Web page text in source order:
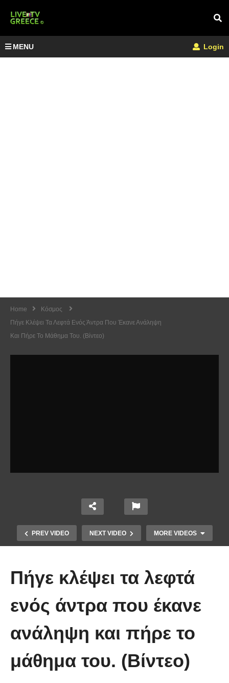
MENU Login
Home
Κόσμος
Πήγε Κλέψει Τα Λεφτά Ενός Άντρα Που Έκανε Ανάληψη
Και Πήρε Το Μάθημα Του. (Βίντεο)
PREV VIDEO NEXT VIDEO MORE VIDEOS
Οι 5 Γιατροί Κρύφτηκαν πίσω από
όταν έπεσε απλά ΔΕΝ περιγράφεται!
Πήγε κλέψει τα λεφτά
ενός άντρα που έκανε
ανάληψη και πήρε το
μάθημα του. (Βίντεο)